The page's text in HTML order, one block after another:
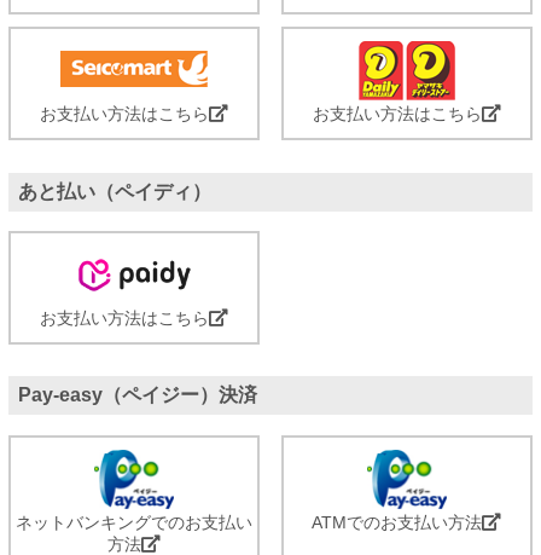
お支払い方法はこちら お支払い方法はこちら
あと払い（ペイディ）
お支払い方法はこちら
Pay-easy（ペイジー）決済
ネットバンキングでのお支払い
方法
ATMでのお支払い方法